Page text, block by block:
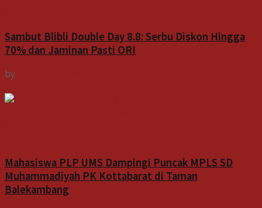
Sambut Blibli Double Day 8.8: Serbu Diskon Hingga
70% dan Jaminan Pasti ORI
by
Mahasiswa PLP UMS Dampingi Puncak MPLS SD
Muhammadiyah PK Kottabarat di Taman
Balekambang